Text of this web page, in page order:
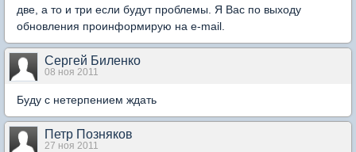
две, а то и три если будут проблемы. Я Вас по выходу
обновления проинформирую на e-mail.
Сергей Биленко
08 ноя 2011
Буду с нетерпением ждать
Петр Позняков
27 ноя 2011